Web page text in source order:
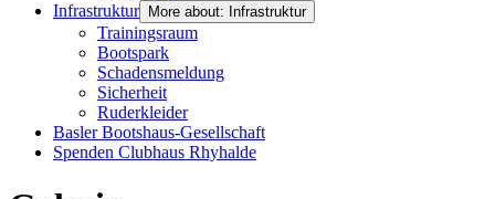
Infrastruktur
More about: Infrastruktur
Trainingsraum
Bootspark
Schadensmeldung
Sicherheit
Ruderkleider
Basler Bootshaus-Gesellschaft
Spenden Clubhaus Rhyhalde